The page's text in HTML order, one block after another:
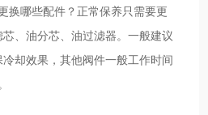
换哪些配件？正常保养只需要更
、油分芯、油过滤器。一般建议
却效果，其他阀件一般工作时间